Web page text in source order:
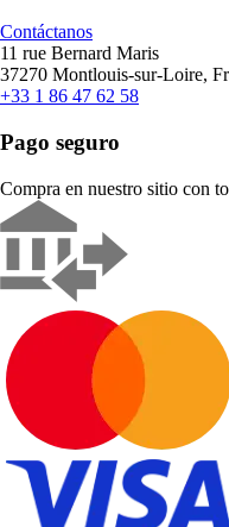
Contáctanos
11 rue Bernard Maris
37270 Montlouis-sur-Loire,
+33 1 86 47 62 58
Pago seguro
Compra en nuestro sitio con